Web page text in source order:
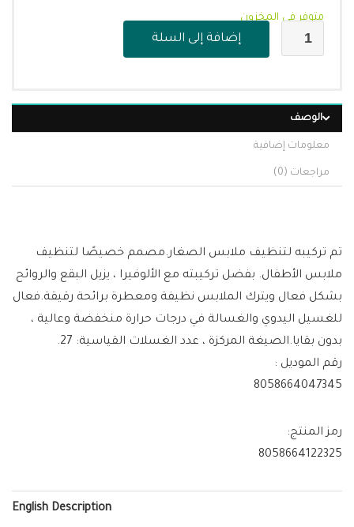
متوفر في المخزون
إضافة إلى السلة
الوصف
معلومات إضافية
مراجعات (0)
تم تركيبه لتنظيف ملابس الصغار.مصمم خصيصًا لتنظيف
ملابس الأطفال. بفضل تركيبته مع الألوفيرا ، يزيل البقع والروائح
بشكل فعال ويترك الملابس نظيفة ومعطرة برائحة رقيقة.فعال
للغسيل اليدوي والغسالة في درجات حرارة منخفضة وعالية ،
بدون بقايا.الصيغة المركزة ، عدد الغسلات القياسية: 27.
رقم الموديل :
8058664047345
رمز المنتج:
8058664122325
English Description